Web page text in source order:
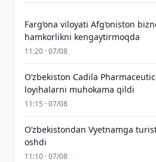
Farg‘ona viloyati Afg‘oniston
hamkorlikni kengaytirmoqda
11:20 · 07/08
Oʻzbekiston Cadila
loyihalarni muhokama qildi
11:15 · 07/08
O‘zbekistondan Vyetnamga
oshdi
11:10 · 07/08